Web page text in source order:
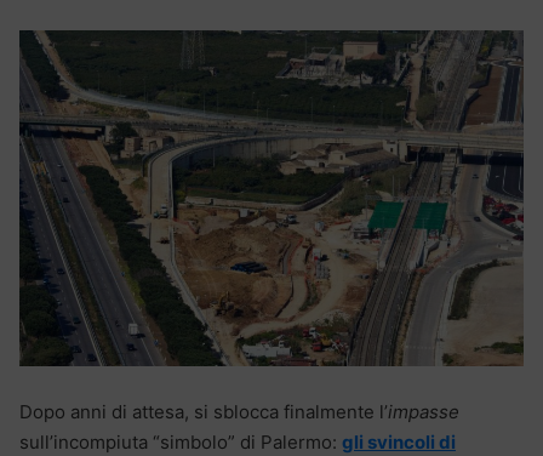
Dopo anni di attesa, si sblocca finalmente l’impasse
sull’incompiuta “simbolo” di Palermo: gli svincoli di